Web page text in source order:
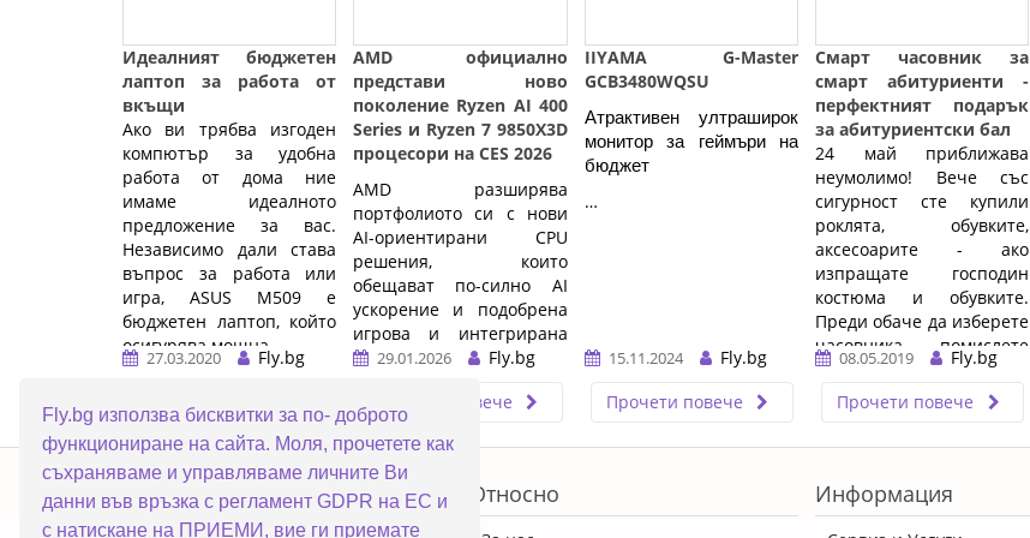
Fly.bg използва бисквитки за по- доброто
функциониране на сайта. Моля, прочетете как
съхраняваме и управляваме личните Ви
данни във връзка с регламент GDPR на ЕС и
с натискане на ПРИЕМИ, вие ги приемате
Идеалният бюджетен
лаптоп за работа от
вкъщи
Ако ви трябва изгоден
компютър за удобна
работа от дома ние
имаме идеалното
предложение за вас.
Независимо дали става
въпрос за работа или
игра, ASUS M509 е
бюджетен лаптоп, който
осигурява мощна ...…
27.03.2020
Fly.bg
Прочети повече
AMD официално
представи ново
поколение Ryzen AI 400
Series и Ryzen 7 9850X3D
процесори на CES 2026
AMD разширява
портфолиото си с нови
AI-ориентирани CPU
решения, които
обещават по-силно AI
ускорение и подобрена
игрова и интегрирана
графична
следващото поколение
лаптопи и десктоп
системи.
…
29.01.2026
Fly.bg
Прочети повече
IIYAMA G-Master
GCB3480WQSU
Атрактивен ултраширок
монитор за геймъри на
бюджет
…
15.11.2024
Fly.bg
Прочети повече
Смарт часовник за
смарт абитуриенти -
перфектният подарък
за абитуриентски бал
24 май приближава
неумолимо! Вече със
сигурност сте купили
роклята, обувките,
аксесоарите - ако
изпращате господин
костюма и обувките.
Преди обаче да изберете
часовника - помислете
пак. Вместо Филип ...…
08.05.2019
Fly.bg
Прочети повече
ERROR5
Топ категории Относно Информация